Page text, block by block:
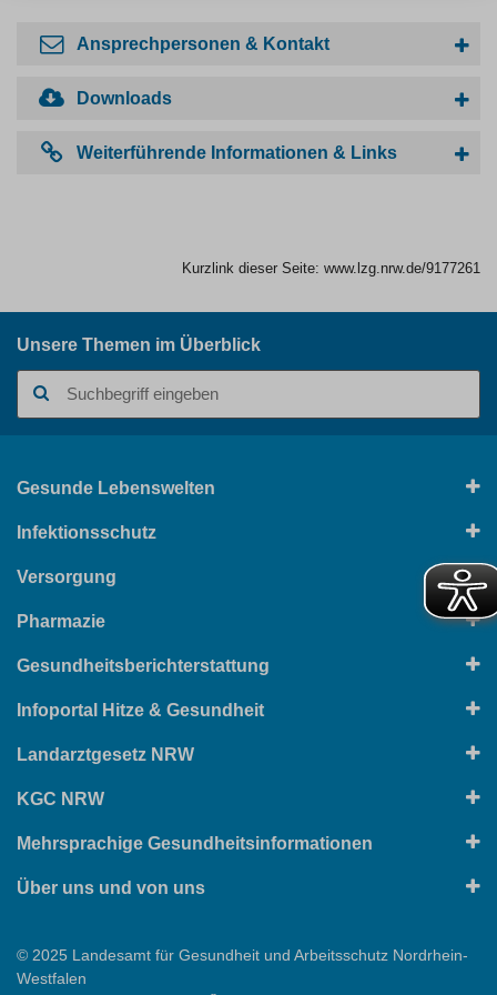
Ansprechpersonen & Kontakt
Downloads
Weiterführende Informationen & Links
Kurzlink dieser Seite: www.lzg.nrw.de/9177261
Unsere Themen im Überblick
Gesunde Lebenswelten
Infektionsschutz
Versorgung
Pharmazie
Gesundheitsberichterstattung
Infoportal Hitze & Gesundheit
Landarztgesetz NRW
KGC NRW
Mehrsprachige Gesundheitsinformationen
Über uns und von uns
© 2025 Landesamt für Gesundheit und Arbeitsschutz Nordrhein-
Westfalen